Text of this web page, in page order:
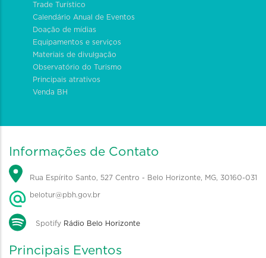
Trade Turístico
Calendário Anual de Eventos
Doação de mídias
Equipamentos e serviços
Materiais de divulgação
Observatório do Turismo
Principais atrativos
Venda BH
Informações de Contato
Rua Espírito Santo, 527 Centro - Belo Horizonte, MG, 30160-031
belotur@pbh.gov.br
Spotify Rádio Belo Horizonte
Principais Eventos